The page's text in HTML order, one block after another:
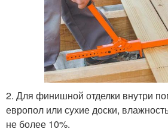
2. Для финишной отделки внутри
европол или сухие доски,
не более 10%.